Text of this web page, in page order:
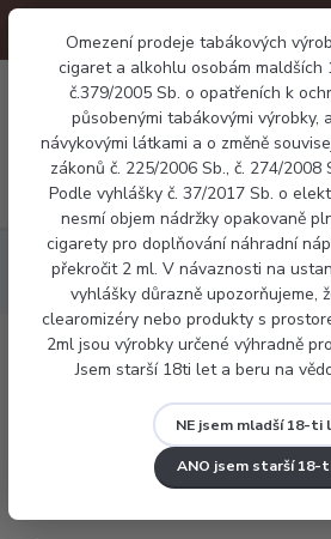
Omezení prodeje tabákových
cigaret a alkohlu osobám
č.379/2005 Sb. o opatřeních k
působenými tabákovými výrobky,
návykovými látkami a o změně
zákonů č. 225/2006 Sb., č. 274/2008
Podle vyhlášky č. 37/2017 Sb. o
nesmí objem nádržky opakovaně
cigarety pro doplňování náhradní
překročit 2 ml. V návaznosti na
vyhlášky důrazně upozorňujeme,
clearomizéry nebo produkty s
2ml jsou výrobky určené výhradně
Jsem starší 18ti let a beru na
NE jsem mladší 18-ti
ANO jsem starší
Náplně Tabákové
Dreamix -
Dreamix - Americký